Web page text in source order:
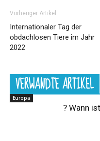
Vorheriger Artikel
Internationaler Tag der
obdachlosen Tiere im Jahr
2022
VERWANDTE ARTIKEL
Europa
? Wann